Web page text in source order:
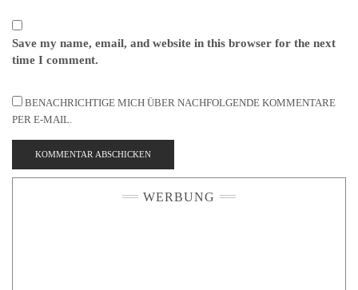
Save my name, email, and website in this browser for the next
time I comment.
BENACHRICHTIGE MICH ÜBER NACHFOLGENDE KOMMENTARE
PER E-MAIL.
WERBUNG